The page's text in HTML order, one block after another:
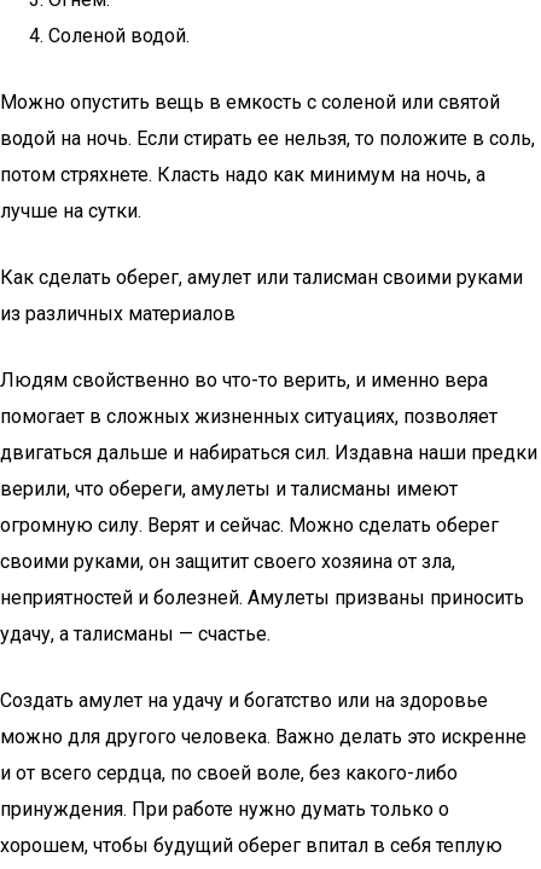
Соленой водой.
Можно опустить вещь в емкость с соленой или святой
водой на ночь. Если стирать ее нельзя, то положите в соль,
потом стряхнете. Класть надо как минимум на ночь, а
лучше на сутки.
Как сделать оберег, амулет или талисман своими руками
из различных материалов
Людям свойственно во что-то верить, и именно вера
помогает в сложных жизненных ситуациях, позволяет
двигаться дальше и набираться сил. Издавна наши предки
верили, что обереги, амулеты и талисманы имеют
огромную силу. Верят и сейчас. Можно сделать оберег
своими руками, он защитит своего хозяина от зла,
неприятностей и болезней. Амулеты призваны приносить
удачу, а талисманы — счастье.
Создать амулет на удачу и богатство или на здоровье
можно для другого человека. Важно делать это искренне
и от всего сердца, по своей воле, без какого-либо
принуждения. При работе нужно думать только о
хорошем, чтобы будущий оберег впитал в себя теплую